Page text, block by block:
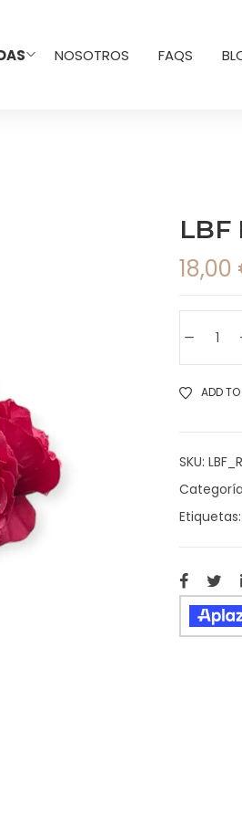
NOSOTROS FAQS
LBF
18,00
ADD
SKU:
Etiquetas: